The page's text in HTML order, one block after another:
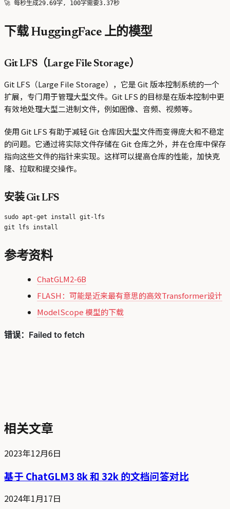
下载 HuggingFace 上的模型
Git LFS（Large File Storage）
Git LFS（Large File Storage），它是 Git 版本控制系统的一个
扩展，专门用于管理大型文件。Git LFS 的目标是在版本控制中更
有效地处理大型二进制文件，例如图像、音频、视频等。
使用 Git LFS 有助于减轻 Git 仓库因大型文件而变得庞大和不稳定
的问题。它通过将实际文件存储在 Git 仓库之外，并在仓库中保存
指向这些文件的指针来实现。这样可以提高仓库的性能，加快克
隆、拉取和提交操作。
安装 Git LFS
sudo apt-get install git-lfs
参考资料
ChatGLM2-6B
FLASH：可能是近来最有意思的高效Transformer设计
ModelScope 模型的下载
相关文章
2023年12月6日
基于 ChatGLM3 8k 和 32k 的文档问答对比
2024年1月17日